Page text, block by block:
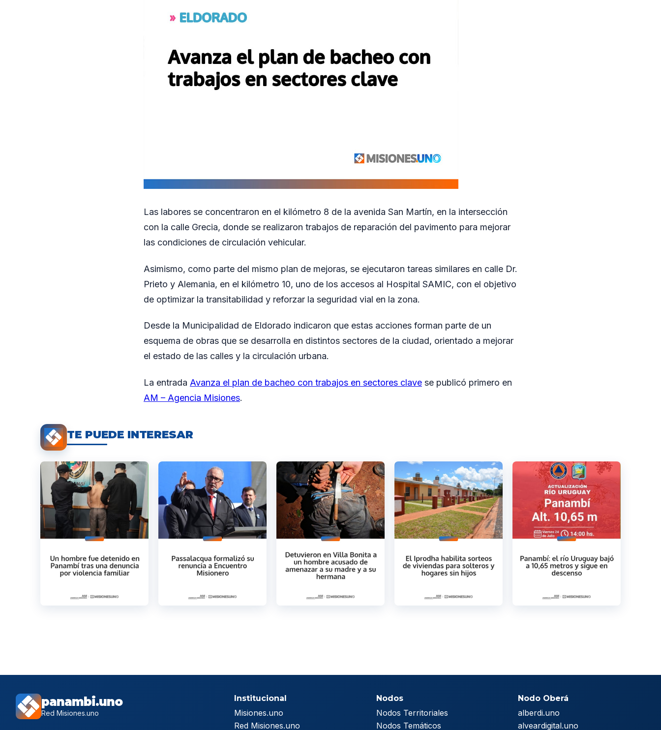
Las labores se concentraron en el kilómetro 8 de la avenida San Martín, en la intersección
con la calle Grecia, donde se realizaron trabajos de reparación del pavimento para mejorar
las condiciones de circulación vehicular.
Asimismo, como parte del mismo plan de mejoras, se ejecutaron tareas similares en calle Dr.
Prieto y Alemania, en el kilómetro 10, uno de los accesos al Hospital SAMIC, con el objetivo
de optimizar la transitabilidad y reforzar la seguridad vial en la zona.
Desde la Municipalidad de Eldorado indicaron que estas acciones forman parte de un
esquema de obras que se desarrolla en distintos sectores de la ciudad, orientado a mejorar
el estado de las calles y la circulación urbana.
La entrada Avanza el plan de bacheo con trabajos en sectores clave se publicó primero en
AM – Agencia Misiones.
TE PUEDE INTERESAR
panambi.uno
Red Misiones.uno
Institucional
Misiones.uno
Red Misiones.uno
Nodos
Nodos Territoriales
Nodos Temáticos
Nodo Oberá
alberdi.uno
alveardigital.uno